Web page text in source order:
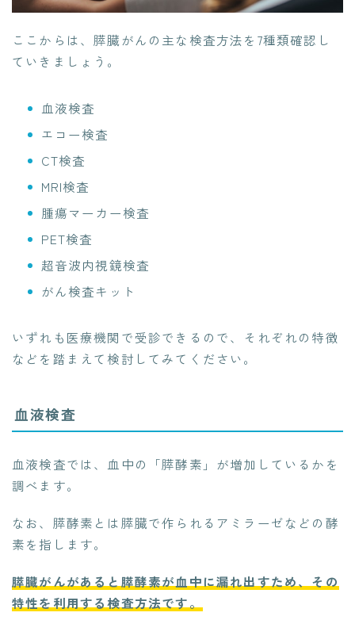
ここからは、膵臓がんの主な検査方法を7種類確認し
ていきましょう。
血液検査
エコー検査
CT検査
MRI検査
腫瘍マーカー検査
PET検査
超音波内視鏡検査
がん検査キット
いずれも医療機関で受診できるので、それぞれの特徴
などを踏まえて検討してみてください。
血液検査
血液検査では、血中の「膵酵素」が増加しているかを
調べます。
なお、膵酵素とは膵臓で作られるアミラーゼなどの酵
素を指します。
膵臓がんがあると膵酵素が血中に漏れ出すため、その
特性を利用する検査方法です。